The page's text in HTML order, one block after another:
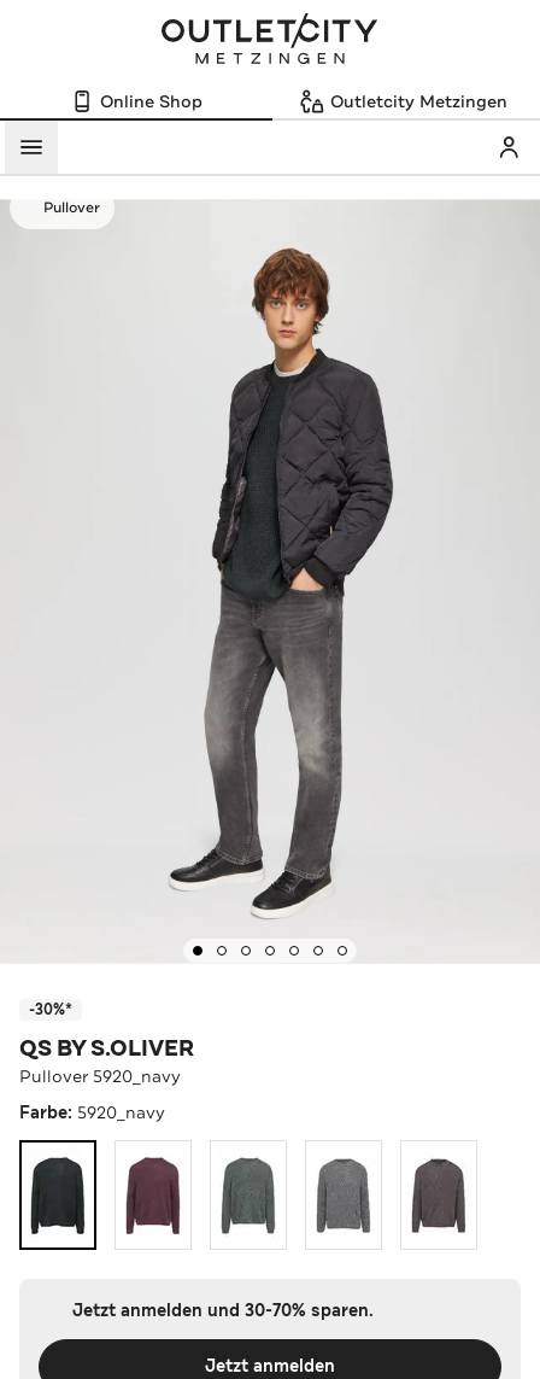
Online Shop Outletcity Metzingen
Menü
Pullover
-30%*
QS BY S.OLIVER
Pullover 5920_navy
Farbe: 5920_navy
Jetzt anmelden und 30-70% sparen.
Jetzt anmelden